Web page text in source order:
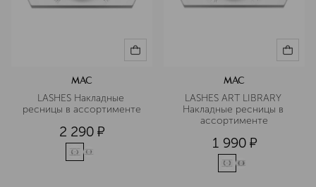
MAC
LASHES Накладные
ресницы в ассортименте
2 290 ¤
MAC
LASHES ART LIBRARY
Накладные ресницы в
ассортименте
1 990 ¤